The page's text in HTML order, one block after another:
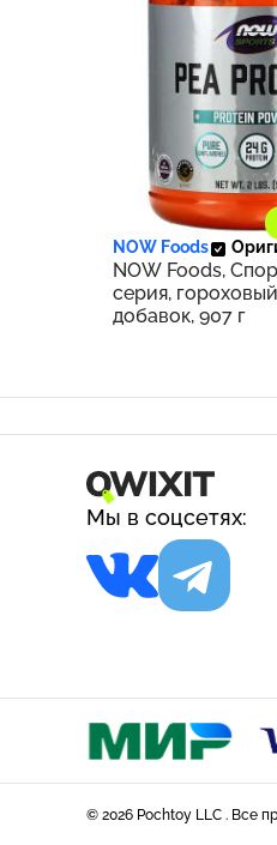
3 405 ₽
NOW Foods
NOW Foods,
серия,
добавок, 907 г
Мы в соцсетях:
© 2026 Pochtoy LLC . Все